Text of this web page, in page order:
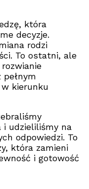
która
decyzje.
rodzi
To ostatni, ale
kierunku
i udzieliliśmy na
odpowiedzi. To
która zamieni
i gotowość